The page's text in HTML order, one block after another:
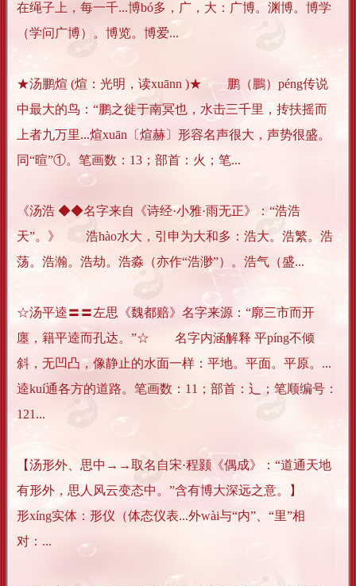
在绳子上，每一千...博bó多，广，大：广博。渊博。博学
（学问广博）。博览。博爱...
★汤鹏煊 (煊：光明，读xuānn )★ 鹏（鵬）péng传说
中最大的鸟：“鹏之徙于南冥也，水击三千里，抟扶摇而
上者九万里...煊xuān〔煊赫〕形容名声很大，声势很盛。
同“暄”①。笔画数：13；部首：火；笔...
《汤浩 ◆◆名字来自《诗经·小雅·雨无正》：“浩浩
天”。》 浩hào水大，引申为大和多：浩大。浩繁。浩
荡。浩瀚。浩劫。浩淼（亦作“浩渺”）。浩气（盛...
☆汤平逵〓〓左思《魏都赔》名字来源：“廓三市而开
廛，籍平逵而孔达。”☆ 名字内涵解释 平píng不倾
斜，无凹凸，像静止的水面一样：平地。平面。平原。...
逵kuí通各方的道路。笔画数：11；部首：辶；笔顺编号：
121...
【汤形外、思中→→取名自宋·程颢《偶成》：“道通天地
有形外，思人风云变态中。”含有博大深远之意。】
形xíng实体：形仪（体态仪表...外wài与“内”、“里”相
对：...